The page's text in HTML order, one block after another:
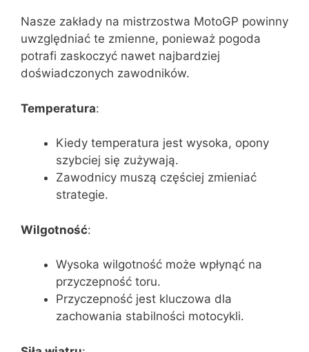
Nasze zakłady na mistrzostwa MotoGP powinny
uwzględniać te zmienne, ponieważ pogoda
potrafi zaskoczyć nawet najbardziej
doświadczonych zawodników.
Temperatura:
Kiedy temperatura jest wysoka, opony
szybciej się zużywają.
Zawodnicy muszą częściej zmieniać
strategie.
Wilgotność:
Wysoka wilgotność może wpłynąć na
przyczepność toru.
Przyczepność jest kluczowa dla
zachowania stabilności motocykli.